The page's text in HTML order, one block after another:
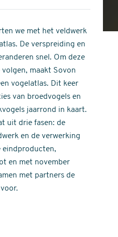
we met het veldwerk
De verspreiding en
snel. Om deze
maakt Sovon
vogelatlas. Dit keer
van broedvogels en
jaarrond in kaart.
uit drie fasen: de
en de verwerking
eindproducten,
en met november
met partners de